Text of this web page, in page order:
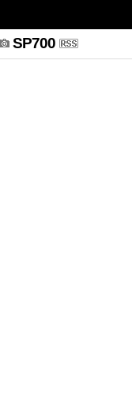
SP700